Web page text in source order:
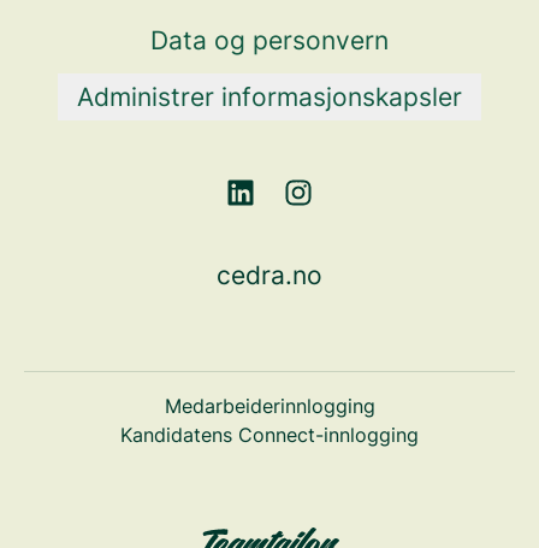
Data og personvern
Administrer informasjonskapsler
cedra.no
Medarbeiderinnlogging
Kandidatens Connect-innlogging